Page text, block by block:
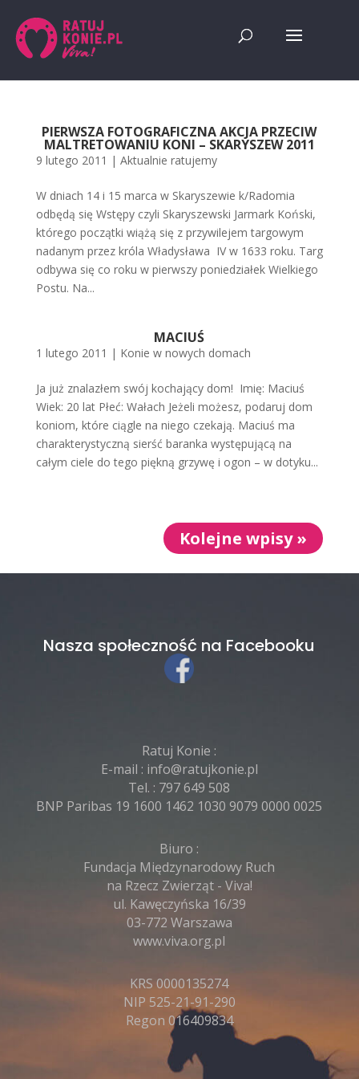
PIERWSZA FOTOGRAFICZNA AKCJA PRZECIW
MALTRETOWANIU KONI – SKARYSZEW 2011
9 lutego 2011 | Aktualnie ratujemy
W dniach 14 i 15 marca w Skaryszewie k/Radomia
odbędą się Wstępy czyli Skaryszewski Jarmark Koński,
którego początki wiążą się z przywilejem targowym
nadanym przez króla Władysława IV w 1633 roku. Targ
odbywa się co roku w pierwszy poniedziałek Wielkiego
Postu. Na...
MACIUŚ
1 lutego 2011 | Konie w nowych domach
Ja już znalazłem swój kochający dom! Imię: Maciuś
Wiek: 20 lat Płeć: Wałach Jeżeli możesz, podaruj dom
koniom, które ciągle na niego czekają. Maciuś ma
charakterystyczną sierść baranka występującą na
całym ciele do tego piękną grzywę i ogon – w dotyku...
Kolejne wpisy »
Nasza społeczność na Facebooku
Ratuj Konie :
E-mail : info@ratujkonie.pl
Tel. : 797 649 508
BNP Paribas 19 1600 1462 1030 9079 0000 0025
Biuro :
Fundacja Międzynarodowy Ruch
na Rzecz Zwierząt - Viva!
ul. Kawęczyńska 16/39
03-772 Warszawa
www.viva.org.pl
KRS 0000135274
NIP 525-21-91-290
Regon 016409834